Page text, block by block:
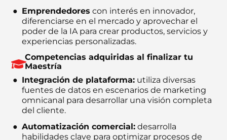
Emprendedores con interés en innovador,
diferenciarse en el mercado y aprovechar el
poder de la IA para crear productos, servicios y
experiencias personalizadas.
Competencias adquiridas al finalizar tu
Maestría
Integración de plataforma: utiliza diversas
fuentes de datos en escenarios de marketing
omnicanal para desarrollar una visión completa
del cliente.
Automatización comercial: desarrolla
habilidades clave para optimizar procesos de